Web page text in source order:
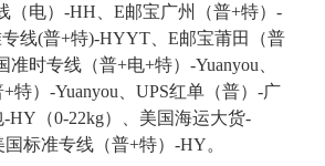
（电）-HH、E邮宝广州（普+特）-
线(普+特)-HYYT、E邮宝莆田（普
准时专线（普+电+特）-Yuanyou、
特）-Yuanyou、UPS红单（普）-广
HY（0-22kg）、美国海运大货-
标准专线（普+特）-HY。